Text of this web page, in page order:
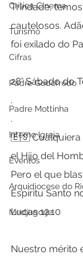
Crítica Cinema
Turismo
Cifras
Padre Godofredo
Padre Mottinha
Interno Igreja
Eventos
Arquidiocese do
Medjugorje
Trindade,
cautelosos.
foi exilado do
28° Sábado do
.
.
🇪🇸 Cualquiera
el Hijo del
Pero el que
Espíritu Santo
Lucas 12.10
Nuestro mérito